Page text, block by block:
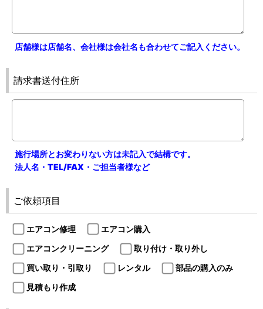
店舗様は店舗名、会社様は会社名も合わせてご記入ください。
請求書送付住所
施行場所とお変わりない方は未記入で結構です。
法人名・TEL/FAX・ご担当者様など
ご依頼項目
エアコン修理
エアコン購入
エアコンクリーニング
取り付け・取り外し
買い取り・引取り
レンタル
部品の購入のみ
見積もり作成